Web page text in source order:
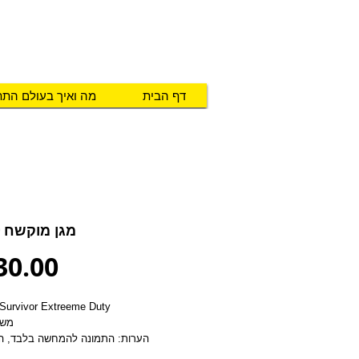
מה ואיך בעולם דף הבית
מגן מוקשח
Price
מגן מסוג Survivor Extreeme Duty